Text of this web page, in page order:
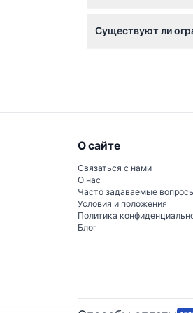
уточняйте при
Существуют ли
О сайте
Связаться с нами
О нас
Часто задаваемые
Условия и положения
Политика
Блог